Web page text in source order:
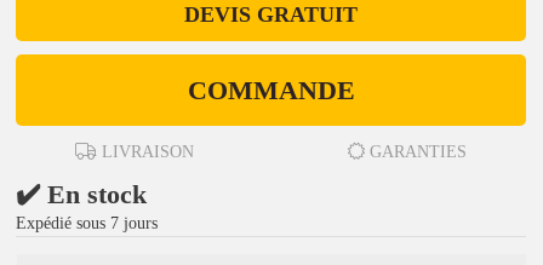
DEVIS GRATUIT
COMMANDE
LIVRAISON GARANTIES
✔️ En stock
Expédié sous 7 jours